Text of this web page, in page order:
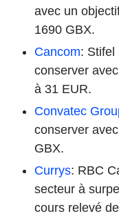
avec un
1690 GBX.
Cancom: Stifel
conserver
à 31 EUR.
Convatec
conserver
GBX.
Currys: RBC
secteur à
cours relevé